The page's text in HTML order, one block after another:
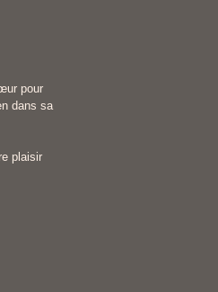
pour
dans sa
plaisir